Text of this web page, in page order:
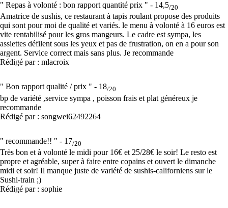
" Repas à volonté : bon rapport quantité prix " - 14,5/20
Amatrice de sushis, ce restaurant à tapis roulant propose des produits
qui sont pour moi de qualité et variés. le menu à volonté à 16 euros est
vite rentabilisé pour les gros mangeurs. Le cadre est sympa, les
assiettes défilent sous les yeux et pas de frustration, on en a pour son
argent. Service correct mais sans plus. Je recommande
Rédigé par : mlacroix
" Bon rapport qualité / prix " - 18/20
bp de variété ,service sympa , poisson frais et plat généreux je
recommande
Rédigé par : songwei62492264
" recommande!! " - 17/20
Très bon et à volonté le midi pour 16€ et 25/28€ le soir! Le resto est
propre et agréable, super à faire entre copains et ouvert le dimanche
midi et soir! Il manque juste de variété de sushis-californiens sur le
Sushi-train ;)
Rédigé par : sophie